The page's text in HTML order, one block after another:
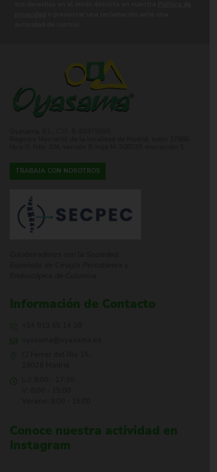
TRABAJA CON NOSOTROS
Información de Contacto
Conoce nuestra actividad en
Instagram